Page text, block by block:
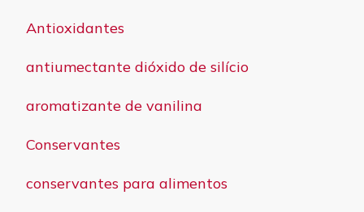
Antioxidantes
antiumectante dióxido de silício
aromatizante de vanilina
Conservantes
conservantes para alimentos